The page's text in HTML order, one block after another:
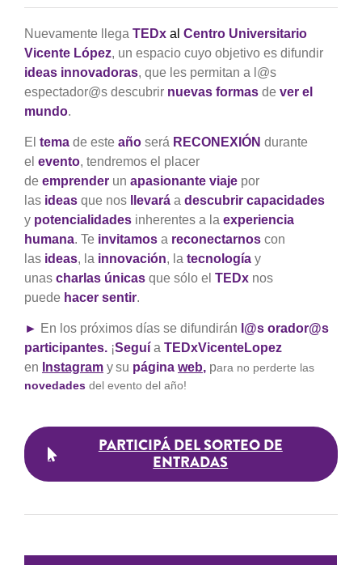
Nuevamente llega TEDxal Centro Universitario
Vicente López, un espacio cuyo objetivo es difundir
ideas innovadoras, que les permitan a l@s
espectador@s descubrir nuevas formas de ver el
mundo.
El temade este añoserá RECONEXIÓN durante
el evento, tendremos el placer
de emprenderun apasionante viajepor
las ideas que nos llevará a descubrir capacidades
y potencialidades inherentes a la experiencia
humana. Te invitamosa reconectarnoscon
las ideas, la innovación, la tecnología y
unas charlas únicasque sólo el TEDx nos
puede hacer sentir.
► En los próximos días se difundirán l@s orador@s
participantes. ¡Seguí a TEDxVicenteLopez
en Instagramysu página web,para no perderte las
novedadesdel evento del año!
PARTICIPÁ DEL SORTEO DE
ENTRADAS